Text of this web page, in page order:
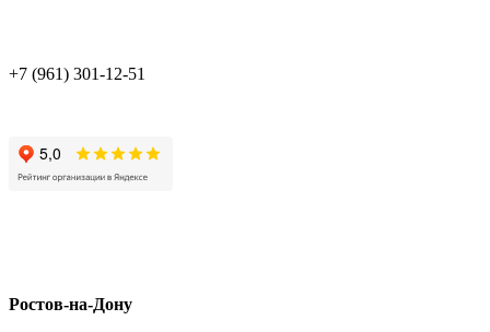
+7 (961) 301-12-51
Ростов-на-Дону